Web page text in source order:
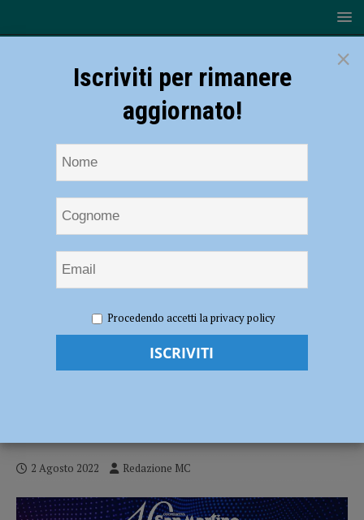
letterarie Giana Anguissola di Travo, il 4 agosto libri e musica in un
evento tutto al femminile
Serate letterarie Giana Anguissola di
2 Agosto 2022 Redazione MC
×
Iscriviti per rimanere
aggiornato!
Procedendo accetti la privacy policy